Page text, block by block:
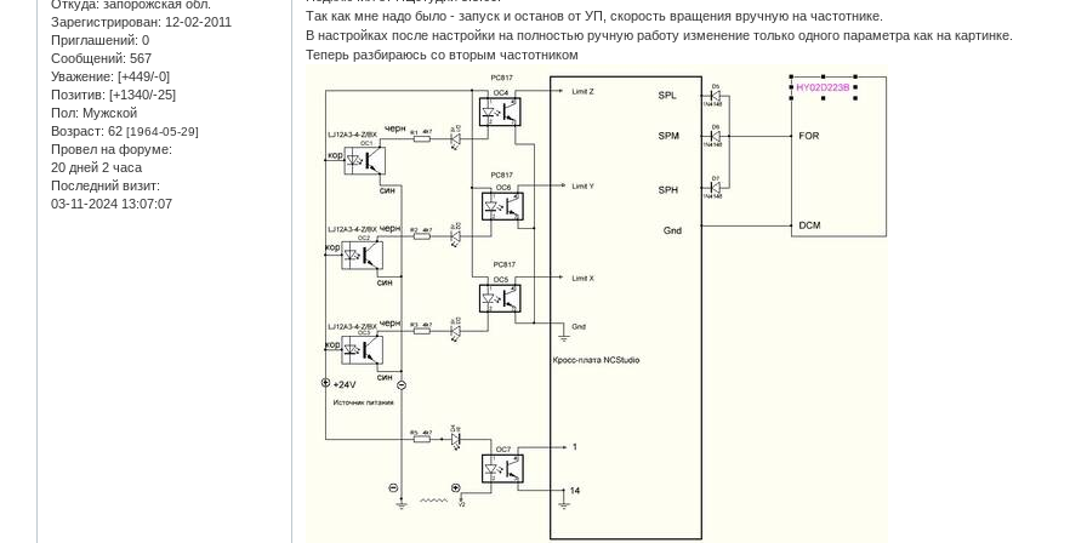
Откуда: запорожская обл.
Зарегистрирован: 12-02-2011
Приглашений: 0
Сообщений: 567
Уважение: [+449/-0]
Позитив: [+1340/-25]
Пол: Мужской
Возраст: 62 [1964-05-29]
Провел на форуме:
20 дней 2 часа
Последний визит:
03-11-2024 13:07:07
Так как мне надо было - запуск и останов от УП, скорость вращения вручную на частотнике.
В настройках после настройки на полностью ручную работу изменение только одного параметра как на картинке.
Теперь разбираюсь со вторым частотником